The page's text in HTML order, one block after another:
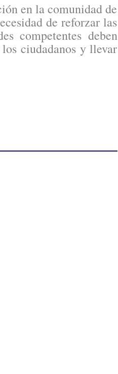
en la comunidad de
de reforzar las
competentes deben
ciudadanos y llevar